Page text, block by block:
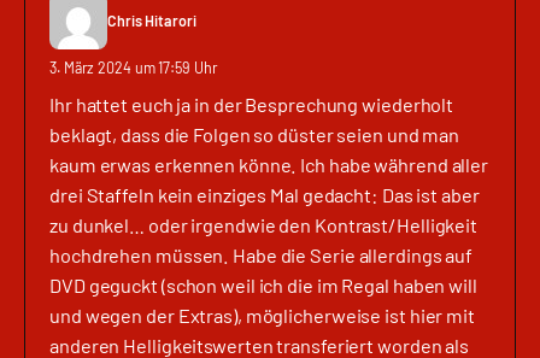
Chris Hitarori
3. März 2024 um 17:59 Uhr
Ihr hattet euch ja in der Besprechung wiederholt
beklagt, dass die Folgen so düster seien und man
kaum erwas erkennen könne. Ich habe während aller
drei Staffeln kein einziges Mal gedacht: Das ist aber
zu dunkel… oder irgendwie den Kontrast/Helligkeit
hochdrehen müssen. Habe die Serie allerdings auf
DVD geguckt (schon weil ich die im Regal haben will
und wegen der Extras), möglicherweise ist hier mit
anderen Helligkeitswerten transferiert worden als